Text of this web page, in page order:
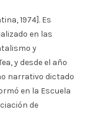
1974]. Es
en las
y
y desde el año
narrativo dictado
en la Escuela
de